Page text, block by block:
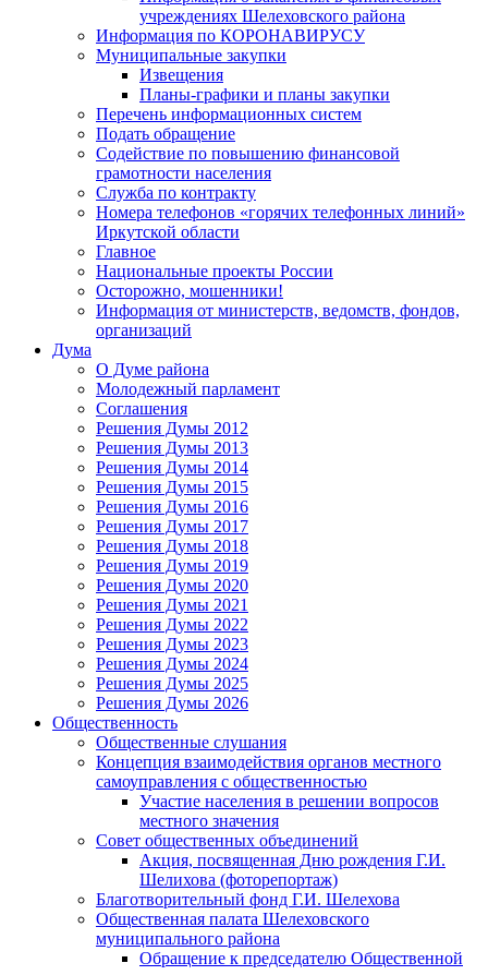
учреждениях Шелеховского района
Информация по КОРОНАВИРУСУ
Муниципальные закупки
Извещения
Планы-графики и планы закупки
Перечень информационных систем
Подать обращение
Содействие по повышению финансовой
грамотности населения
Служба по контракту
Номера телефонов «горячих телефонных линий»
Иркутской области
Главное
Национальные проекты России
Осторожно, мошенники!
Информация от министерств, ведомств, фондов,
организаций
Дума
О Думе района
Молодежный парламент
Соглашения
Решения Думы 2012
Решения Думы 2013
Решения Думы 2014
Решения Думы 2015
Решения Думы 2016
Решения Думы 2017
Решения Думы 2018
Решения Думы 2019
Решения Думы 2020
Решения Думы 2021
Решения Думы 2022
Решения Думы 2023
Решения Думы 2024
Решения Думы 2025
Решения Думы 2026
Общественность
Общественные слушания
Концепция взаимодействия органов местного
самоуправления с общественностью
Участие населения в решении вопросов
местного значения
Совет общественных объединений
Акция, посвященная Дню рождения Г.И.
Шелихова (фоторепортаж)
Благотворительный фонд Г.И. Шелехова
Общественная палата Шелеховского
муниципального района
Обращение к председателю Общественной